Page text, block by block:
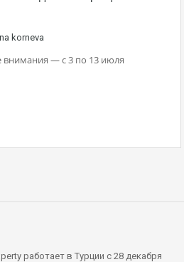
korneva
внимания — с 3 по 13 июля
работает в Турции с 28 декабря